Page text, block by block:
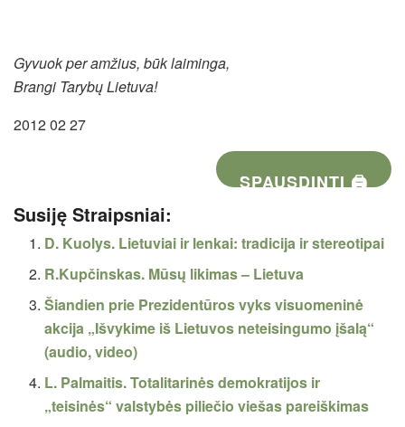
Gyvuok per amžius, būk laiminga,
Brangi Tarybų Lietuva!
2012 02 27
SPAUSDINTI 🖨
Susiję Straipsniai:
D. Kuolys. Lietuviai ir lenkai: tradicija ir stereotipai
R.Kupčinskas. Mūsų likimas – Lietuva
Šiandien prie Prezidentūros vyks visuomeninė
akcija „Išvykime iš Lietuvos neteisingumo įšalą“
(audio, video)
L. Palmaitis. Totalitarinės demokratijos ir
„teisinės“ valstybės piliečio viešas pareiškimas